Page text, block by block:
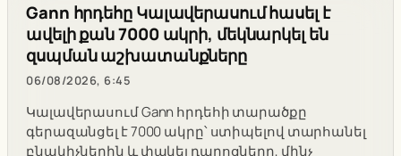
Gann հրդեհը Կալավերասում հասել է
ավելի քան 7000 ակրի, մեկնարկել են
զսպման աշխատանքները
06/08/2026, 6:45
Կալավերասում Gann հրդեհի տարածքը
գերազանցել է 7000 ակրը՝ ստիպելով տարհանել
բնակիչներին և փակել դպրոցները, մինչ